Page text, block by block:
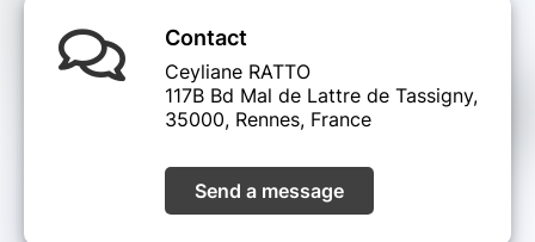
Contact
Ceyliane RATTO
117B Bd Mal de Lattre de Tassigny,
35000, Rennes, France
Send a message